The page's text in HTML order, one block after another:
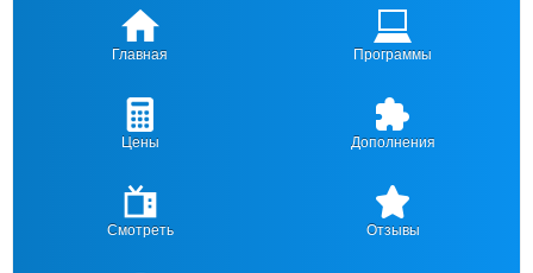
Главная Программы
Цены Дополнения
Смотреть Отзывы